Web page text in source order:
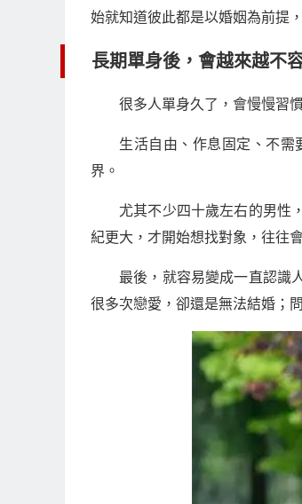
始就知道彼此都是以婚姻為前提
長期單身後，會越來越不
很多人單身久了，會慢慢習
生活自由、作息固定、不
界。
尤其不少四十歲左右的男性
紀更大，才開始想找對象，往往
最後，就容易變成一直認識
很多次戀愛，卻還是無法結婚；